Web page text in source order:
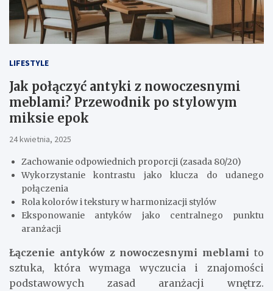
LIFESTYLE
Jak połączyć antyki z nowoczesnymi
meblami? Przewodnik po stylowym
miksie epok
24 kwietnia, 2025
Zachowanie odpowiednich proporcji (zasada 80/20)
Wykorzystanie kontrastu jako klucza do udanego
połączenia
Rola kolorów i tekstury w harmonizacji stylów
Eksponowanie antyków jako centralnego punktu
aranżacji
Łączenie antyków z nowoczesnymi meblami to
sztuka, która wymaga wyczucia i znajomości
podstawowych zasad aranżacji wnętrz.